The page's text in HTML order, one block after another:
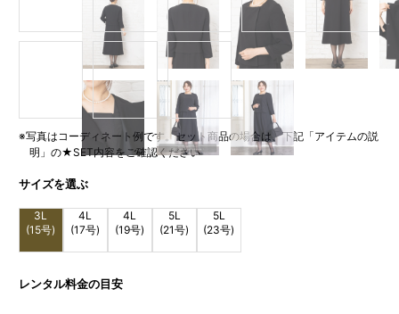
※写真はコーディネート例です。セット商品の場合は、下記「アイテムの説
明」の★SET内容をご確認ください
サイズを選ぶ
3L
(15号)
4L
(17号)
4L
(19号)
5L
(21号)
5L
(23号)
レンタル料金の目安